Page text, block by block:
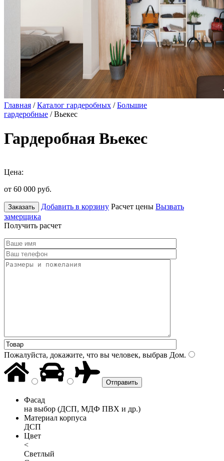
Главная /Каталог гардеробных /Большие
гардеробные / Вьекес
Гардеробная Вьекес
Цена:
от 60 000 руб.
Заказать Добавить в корзину Расчет цены Вызвать
замерщика
Получить расчет
Пожалуйста, докажите, что вы человек, выбрав Дом.
Фасад
на выбор (ДСП, МДФ ПВХ и др.)
Материал корпуса
ДСП
Цвет
<
Светлый